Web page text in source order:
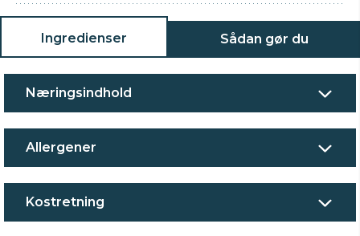
Ingredienser Sådan gør du
Næringsindhold
Allergener
Kostretning